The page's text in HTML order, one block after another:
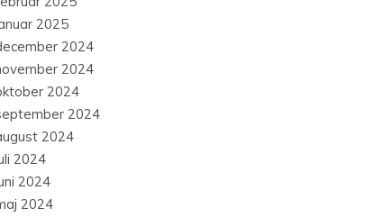
2025
2024
2024
2024
2024
2024
2024
2024
2024